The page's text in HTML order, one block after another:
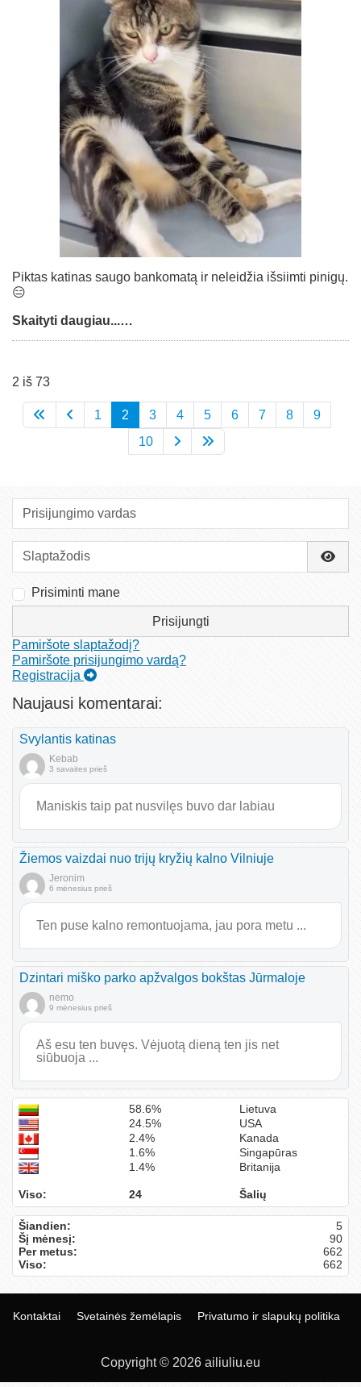
Piktas katinas saugo bankomatą ir neleidžia išsiimti pinigų.
😑
Skaityti daugiau...…
2 iš 73
1 2 3 4 5 6 7 8
9
10
Prisijungimo vardas
Slaptažodis
Prisiminti mane
Prisijungti
Pamiršote slaptažodį?
Pamiršote prisijungimo vardą?
Registracija
Naujausi komentarai:
Svylantis katinas
Kebab
3 savaites prieš
Maniskis taip pat nusvilęs buvo dar labiau
Žiemos vaizdai nuo trijų kryžių kalno Vilniuje
Jeronim
6 mėnesius prieš
Ten puse kalno remontuojama, jau pora metu ...
Dzintari miško parko apžvalgos bokštas Jūrmaloje
nemo
9 mėnesius prieš
Aš esu ten buvęs. Vėjuotą dieną ten jis net
siūbuoja ...
58.6%
Lietuva
24.5%
USA
2.4%
Kanada
1.6%
Singapūras
1.4%
Britanija
Viso: 24 Šalių
Šiandien:
5
Šį mėnesį:
90
Per metus:
662
Viso:
662
Kontaktai Svetainės žemėlapis Privatumo ir slapukų politika
Copyright © 2026 ailiuliu.eu